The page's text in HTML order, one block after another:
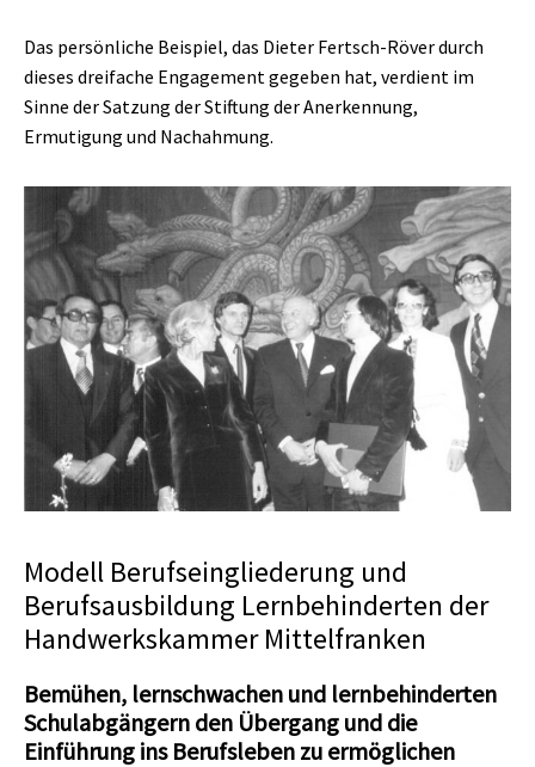
Das persönliche Beispiel, das Dieter Fertsch-Röver durch
dieses dreifache Engagement gegeben hat, verdient im
Sinne der Satzung der Stiftung der Anerkennung,
Ermutigung und Nachahmung.
Modell Berufseingliederung und
Berufsausbildung Lernbehinderten der
Handwerkskammer Mittelfranken
Bemühen, lernschwachen und lernbehinderten
Schulabgängern den Übergang und die
Einführung ins Berufsleben zu ermöglichen